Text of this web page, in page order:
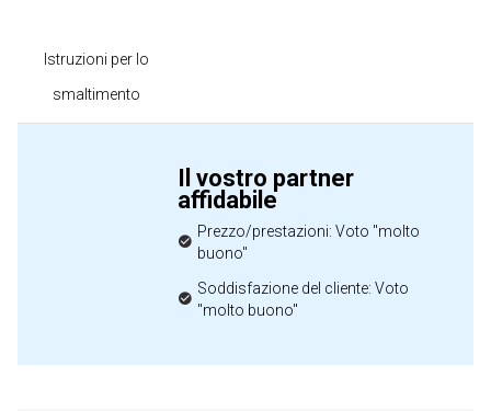
Istruzioni per lo
smaltimento
Il vostro partner
affidabile
Prezzo/prestazioni: Voto "molto
buono"
Soddisfazione del cliente: Voto
"molto buono"